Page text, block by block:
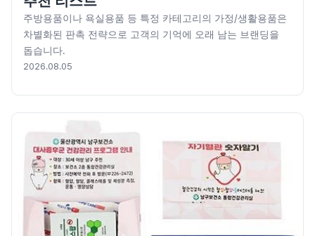
필기구
현수막/스티커
휴대폰용품
주방용품이나 욕실용품 등 특정 카테고리의 가정/생활용품은
차별화된 판촉 전략으로 고객의 기억에 오래 남는 브랜딩을
돕습니다.
2026.08.05